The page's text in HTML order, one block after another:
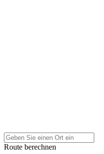
Route berechnen